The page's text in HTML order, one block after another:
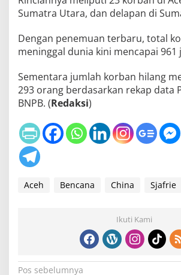
Sumatra Utara, dan delapan di
Dengan penemuan terbaru, total
meninggal dunia kini mencapai 961
Sementara jumlah korban hilang
293 orang berdasarkan rekap data
BNPB. (Redaksi)
Aceh Bencana China Sjafrie
Ikuti Kami
Pos sebelumnya